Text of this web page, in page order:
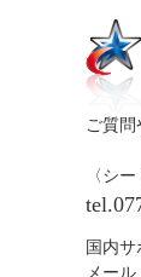
ご質問
〈シ
国内
メール